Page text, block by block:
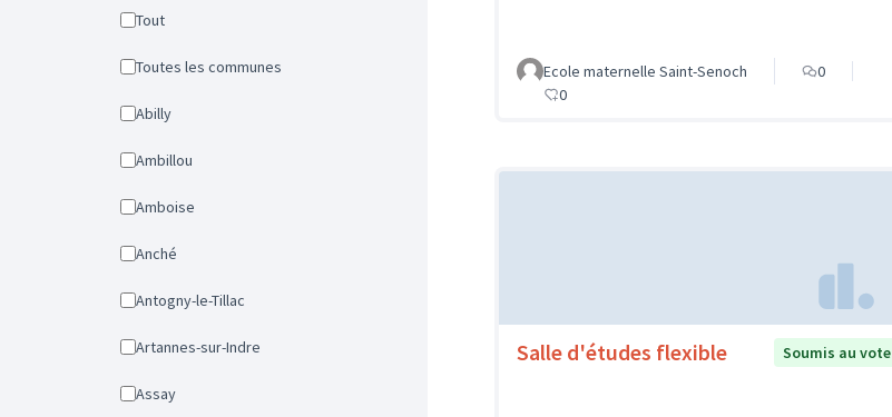
Tout
Toutes les communes
Abilly
Ambillou
Amboise
Anché
Antogny-le-Tillac
Artannes-sur-Indre
Assay
Ecole maternelle Saint-Senoch
0
0
Salle d'études flexible Soumis au vote